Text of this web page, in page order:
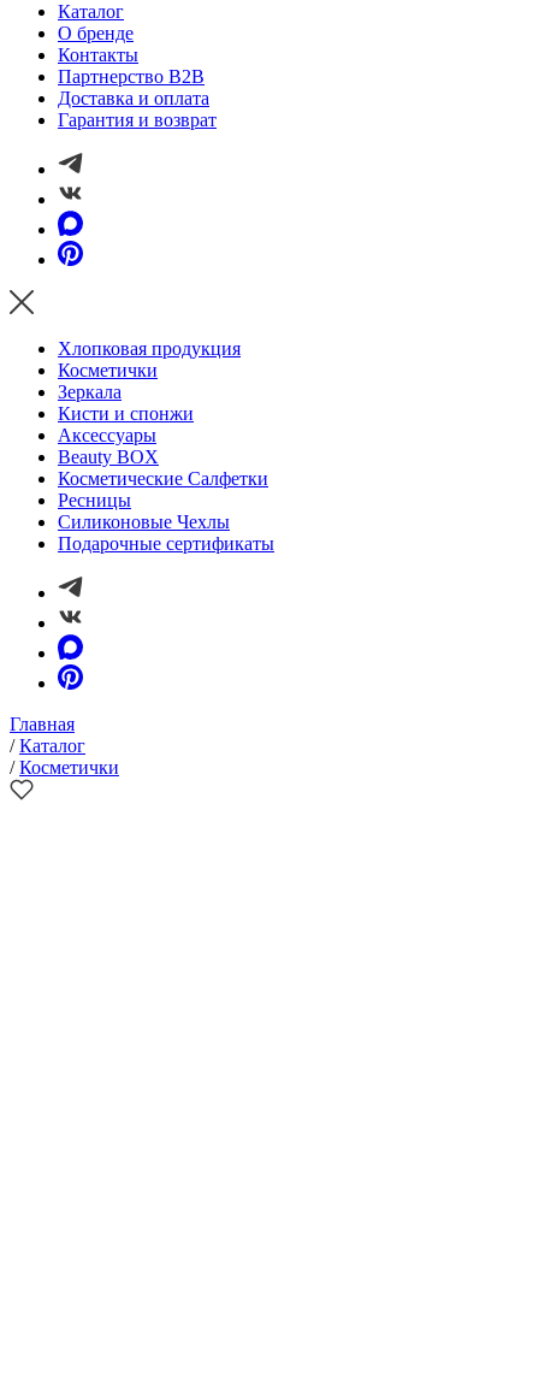
Каталог
О бренде
Контакты
Партнерство B2B
Доставка и оплата
Гарантия и возврат
Хлопковая продукция
Косметички
Зеркала
Кисти и спонжи
Аксессуары
Beauty BOX
Косметические Салфетки
Ресницы
Силиконовые Чехлы
Подарочные сертификаты
Главная
/Каталог
/Косметички